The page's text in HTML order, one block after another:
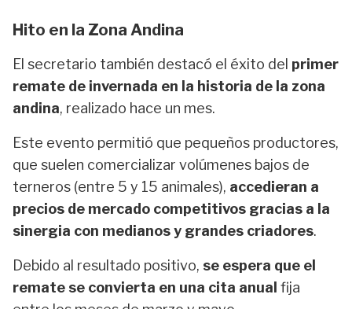
Hito en la Zona Andina
El secretario también destacó el éxito del primer
remate de invernada en la historia de la zona
andina, realizado hace un mes.
Este evento permitió que pequeños productores,
que suelen comercializar volúmenes bajos de
terneros (entre 5 y 15 animales), accedieran a
precios de mercado competitivos gracias a la
sinergia con medianos y grandes criadores.
Debido al resultado positivo, se espera que el
remate se convierta en una cita anual fija